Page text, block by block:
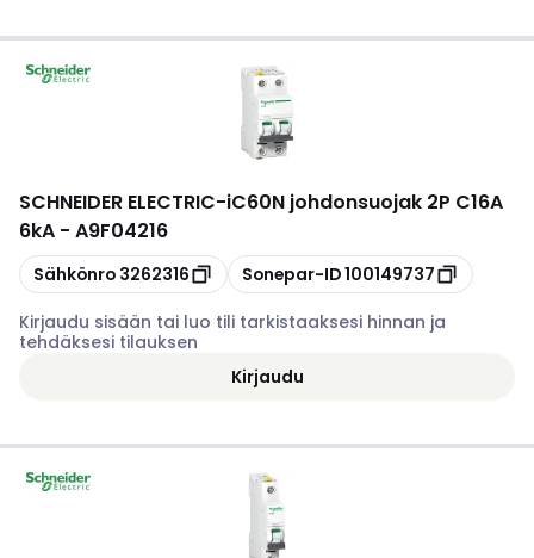
SCHNEIDER ELECTRIC-iC60N johdonsuojak 2P C16A
6kA - A9F04216
Kopioi
Sähkönro 3262316 Kopioi
Sonepar-ID100149737
Kirjaudu sisään tai luo tili tarkistaaksesi hinnan ja
tehdäksesi tilauksen
Kirjaudu